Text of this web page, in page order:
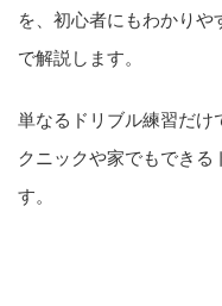
を、初心者にもわかり
で解説します。
単なるドリブル練習だけ
クニックや家でもできる
す。